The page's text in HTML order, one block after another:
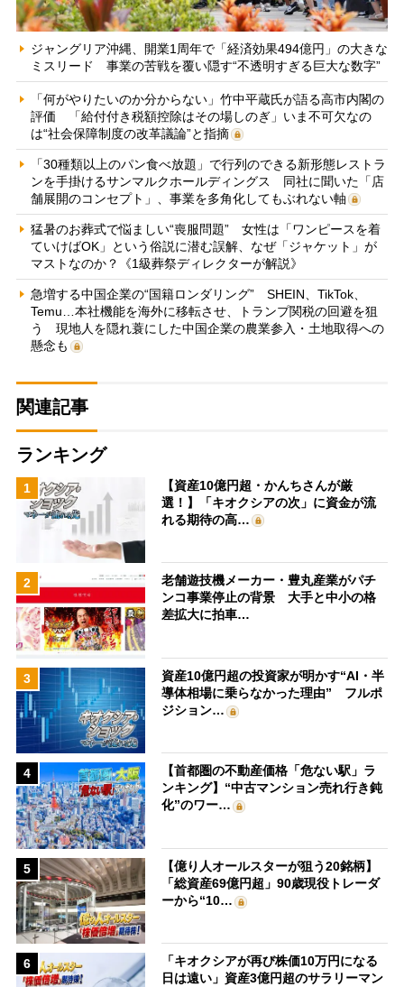
ジャングリア沖縄、開業1周年で「経済効果494億円」の大きな
ミスリード 事業の苦戦を覆い隠す“不透明すぎる巨大な数字”
「何がやりたいのか分からない」竹中平蔵氏が語る高市内閣の
評価 「給付付き税額控除はその場しのぎ」いま不可欠なの
は“社会保障制度の改革議論”と指摘
「30種類以上のパン食べ放題」で行列のできる新形態レストラ
ンを手掛けるサンマルクホールディングス 同社に聞いた「店
舗展開のコンセプト」、事業を多角化してもぶれない軸
猛暑のお葬式で悩ましい“喪服問題” 女性は「ワンピースを着
ていけばOK」という俗説に潜む誤解、なぜ「ジャケット」が
マストなのか？《1級葬祭ディレクターが解説》
急増する中国企業の“国籍ロンダリング” SHEIN、TikTok、
Temu…本社機能を海外に移転させ、トランプ関税の回避を狙
う 現地人を隠れ蓑にした中国企業の農業参入・土地取得への
懸念も
関連記事
ランキング
1
【資産10億円超・かんちさんが厳
選！】「キオクシアの次」に資金が流
れる期待の高…
2
老舗遊技機メーカー・豊丸産業がパチ
ンコ事業停止の背景 大手と中小の格
差拡大に拍車…
3
資産10億円超の投資家が明かす“AI・半
導体相場に乗らなかった理由” フルポ
ジション…
4
【首都圏の不動産価格「危ない駅」ラ
ンキング】“中古マンション売れ行き鈍
化”のワー…
5
【億り人オールスターが狙う20銘柄】
「総資産69億円超」90歳現役トレーダ
ーから“10…
6
「キオクシアが再び株価10万円になる
日は遠い」資産3億円超のサラリーマン